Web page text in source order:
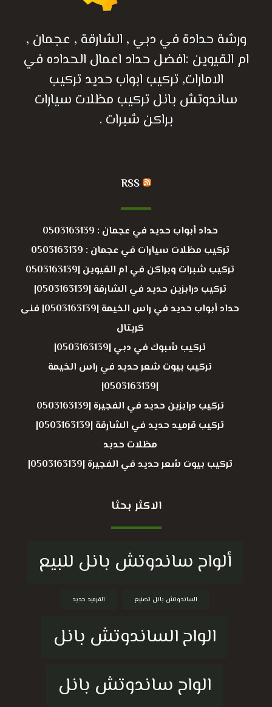
ورشة حدادة في دبي , الشارقة , عجمان ,
ام القيوين :افضل حداد اعمال الحداده في
الامارات, تركيب ابواب حديد تركيب
ساندوتش بانل تركيب مظلات سيارات
براكن شبرات .
RSS
حداد أبواب حديد في عجمان : 0503163139
تركيب مظلات سيارات في عجمان : 0503163139
تركيب شبرات وبراكن في ام القيوين |0503163139
تركيب درابزين حديد في الشارقة |0503163139|
حداد أبواب حديد في راس الخيمة |0503163139| فنى
كريتال
تركيب شبوك في دبي |0503163139|
تركيب بيوت شعر حديد في راس الخيمة
|0503163139|
تركيب درابزين حديد في الفجيرة |0503163139
تركيب قرميد حديد في الشارقة |0503163139|
مظلات حديد
تركيب بيوت شعر حديد في الفجيرة |0503163139|
الاكثر بحثا
ألواح ساندوتش بانل للبيع
الساندوتش بانل تصنيع القرميد حديد
الواح الساندوتش بانل
الواح ساندوتش بانل